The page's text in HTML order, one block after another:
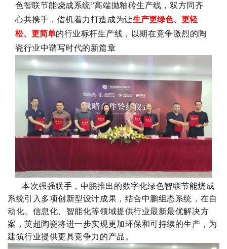
色智联节能烧成系统”高端抛釉砖生产线，双方同齐
心共携手， 借机着力打造成为让生产更绿色、更轻
松、更简单的行业标杆生产线，以期在竞争激烈的陶
瓷行业中谱写时代的新篇章
本次强强联手 ，中鹏推出的数字化绿色智联节能烧成
系统引入多项创新型设计成果，结合中鹏组态系统，在自
动化、信息化、智能化等领域提供行业最新最优解决方
案，英超陶瓷将进一步实现更加环保和可持续的生产，为
建筑行业提供更具竞争力的产品。